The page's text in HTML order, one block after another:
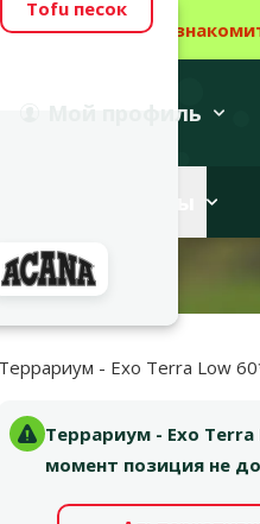
корма! 🍖 →
звездой 2027
профиль
Tofu песок
cm
Террариум - Exo Terra Low
Террариум - Exo
момент позиция не